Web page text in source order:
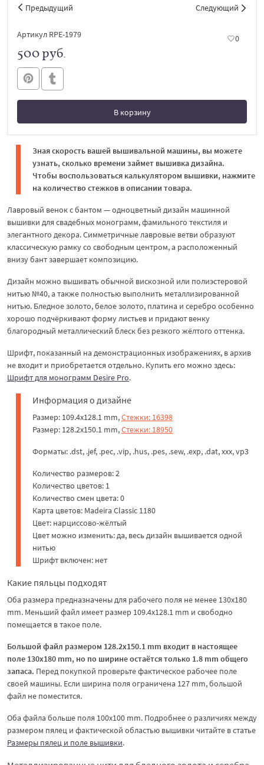
Предыдущий Следующий
Артикул RPE-1979 0
500 руб.
В корзину
В корзине
Зная скорость вашей вышивальной машины, вы можете
узнать, сколько времени займет вышивка дизайна.
Чтобы воспользоваться калькулятором вышивки, нажмите
на количество стежков в описании товара.
Лавровый венок с бантом — одноцветный дизайн машинной
вышивки для свадебных монограмм, фамильного текстиля и
элегантного декора. Симметричные лавровые ветви образуют
классическую рамку со свободным центром, а расположенный
внизу бант завершает композицию.
Дизайн можно вышивать обычной вискозной или полиэстеровой
нитью №40, а также полностью выполнить металлизированной
нитью. Бледное золото, белое золото, платина и серебро особенно
хорошо подчёркивают форму листьев и придают венку
благородный металлический блеск без резкого жёлтого оттенка.
Шрифт, показанный на демонстрационных изображениях, в архив
не входит и приобретается отдельно. Купить его можно здесь:
Шрифт для монограмм Desire Pro.
Информация о дизайне
Размер: 109.4x128.1 mm,Стежки: 16398
Размер: 128.2x150.1 mm,Стежки: 18950
Форматы: .dst, .jef, .pec, .vip, .hus, .pes, .sew, .exp, .dat, xxx, vp3
Количество размеров: 2
Количество цветов: 1
Количество смен цвета: 0
Карта цветов: Madeira Classic 1180
Цвет: нарциссово-жёлтый
Цвет можно изменить: да, весь дизайн вышивается одной
нитью
Шрифт включен: нет
Какие пяльцы подходят
Оба размера предназначены для рабочего поля не менее 130x180
mm. Меньший файл имеет размер 109.4x128.1 mm и свободно
помещается в такое поле.
Большой файл размером 128.2x150.1 mm входит в настоящее
поле 130x180 mm, но по ширине остаётся только 1.8 mm общего
запаса. Перед покупкой проверьте фактическое рабочее поле
своей машины. Если ширина поля ограничена 127 mm, большой
файл не поместится.
Оба файла больше поля 100x100 mm. Подробнее о различиях между
размером пялец и фактической областью вышивки читайте в статье
Размеры пялец и поле вышивки.